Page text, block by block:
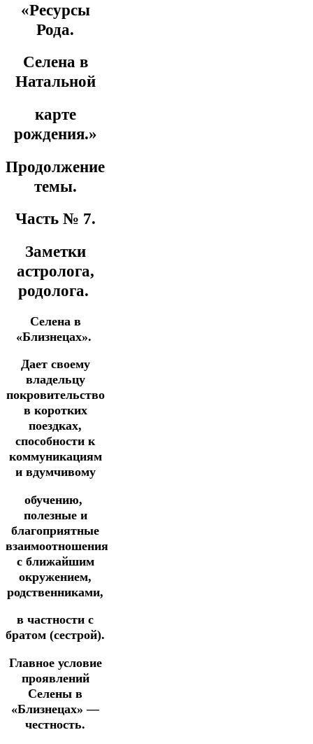
«Ресурсы
Рода.
Селена в
Натальной
карте
рождения.»
Продолжение
темы.
Часть № 7.
Заметки
астролога,
родолога.
Селена в
«Близнецах».
Дает своему
владельцу
покровительство
в коротких
поездках,
способности к
коммуникациям
и вдумчивому
обучению,
полезные и
благоприятные
взаимоотношения
с ближайшим
окружением,
родственниками,
в частности с
братом (сестрой).
Главное условие
проявлений
Селены в
«Близнецах» —
честность.